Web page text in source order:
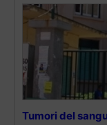
Tumori del